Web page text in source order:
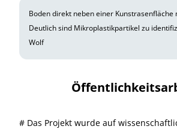
Boden direkt neben einer Kunstrasenfläche
Deutlich sind Mikroplastikpartikel zu
Wolf
# Das Projekt wurde auf